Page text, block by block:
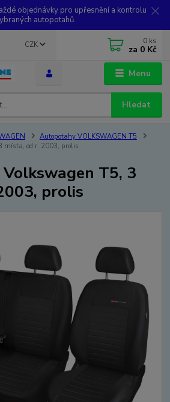
objednávky pro upřesnění a kontrolu
autopotahů.
Menu
CZK
Hledat
0 ks
za 0 Kč
Autopotahy VOLKSWAGEN T5
místa, od r. 2003, prolis
T5, 3
prolis